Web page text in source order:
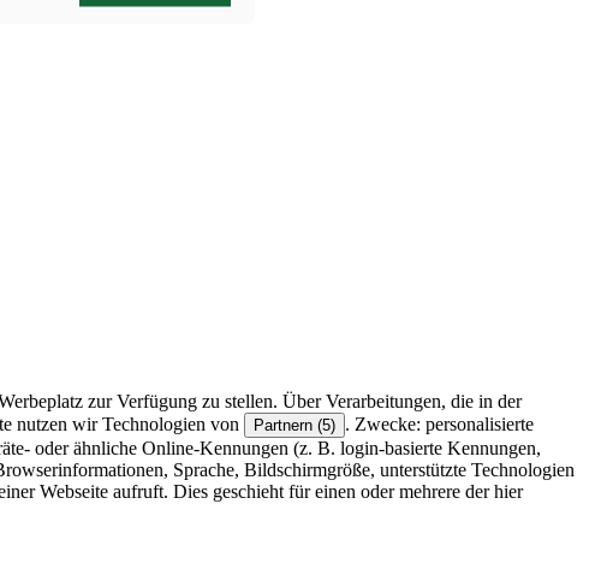
zur Verfügung zu stellen. Über Verarbeitungen, die in der
nutzen wir Technologien von Partnern (5) . Zwecke: personalisierte
oder ähnliche Online-Kennungen (z. B. login-basierte Kennungen,
Sprache, Bildschirmgröße, unterstützte Technologien
Webseite aufruft. Dies geschieht für einen oder mehrere der hier